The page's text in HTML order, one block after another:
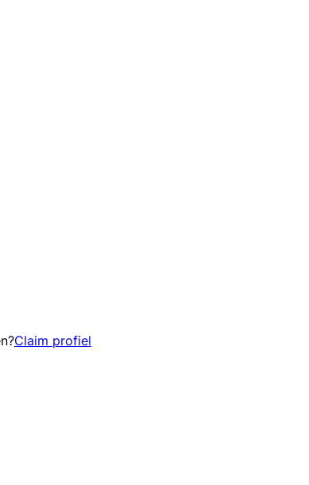
Claim profiel